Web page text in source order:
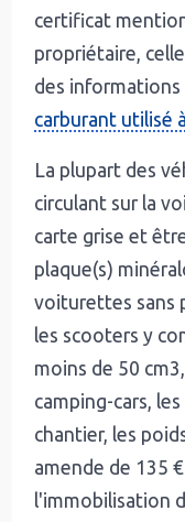
certificat
propriétaire,
des
carburant utilisé
La plupart des
circulant sur la
carte grise et
plaque(s)
voiturettes sans
les scooters y
moins de 50
camping-cars,
chantier, les
amende de 135
l'immobilisation